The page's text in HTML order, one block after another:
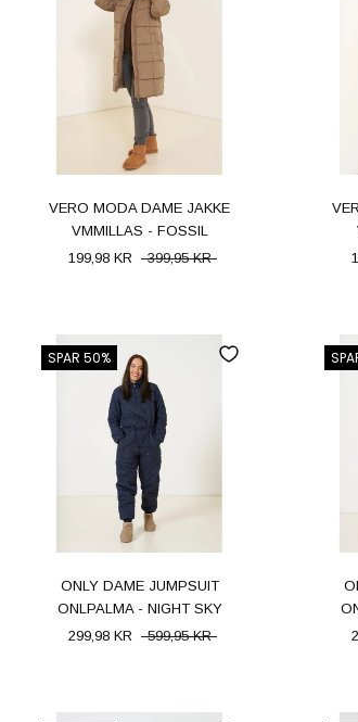
VERO MODA DAME JAKKE
VMMILLAS - FOSSIL
199,98 KR
399,95 KR
SPAR 50%
ONLY DAME JUMPSUIT
ONLPALMA - NIGHT SKY
299,98 KR
599,95 KR